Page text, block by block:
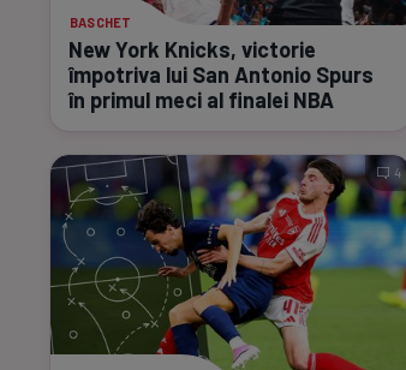
BASCHET
New York Knicks, victorie
împotriva lui San Antonio Spurs
în primul meci al finalei NBA
4